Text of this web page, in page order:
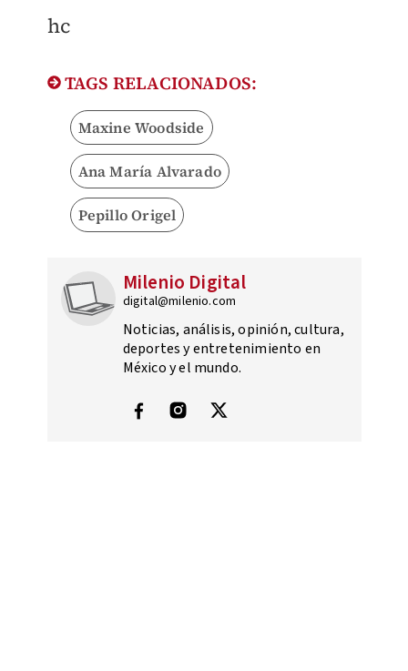
hc
TAGS RELACIONADOS:
Maxine Woodside
Ana María Alvarado
Pepillo Origel
Milenio Digital
digital@milenio.com
Noticias, análisis, opinión, cultura,
deportes y entretenimiento en
México y el mundo.